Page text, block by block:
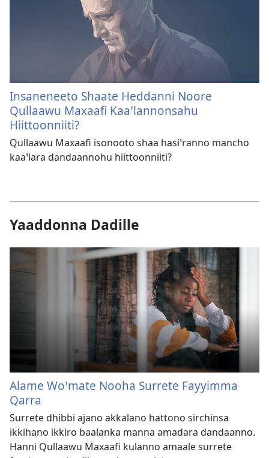
Insaneneeto Shaate Heddanni Noore
Qullaawu Maxaafi Kaaꞌlannonsahu
Hiittoonniiti?
Qullaawu Maxaafi isonooto shaa hasiꞌranno mancho
kaaꞌlara dandaannohu hiittoonniiti?
Yaaddonna Dadille
Alame Woꞌmate Nooha Surrete Fayyimma
Qarra
Surrete dhibbi ajano akkalano hattono sirchinsa
ikkihano ikkiro baalanka manna amadara dandaanno.
Hanni Qullaawu Maxaafi kulanno amaale surrete